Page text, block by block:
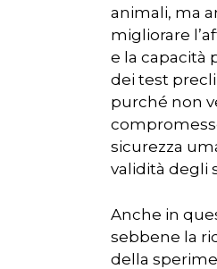
animali, ma
migliorare
e la capacità
dei test
purché non
sicurezza
validità degli
Anche in
sebbene la
della